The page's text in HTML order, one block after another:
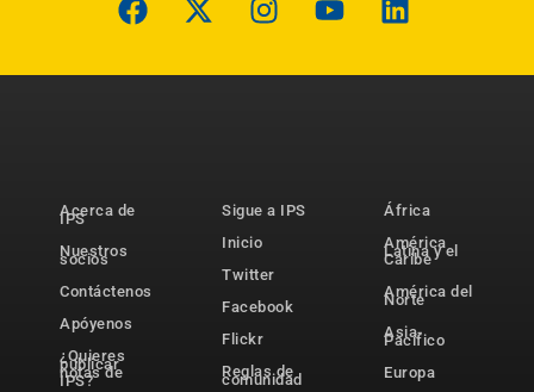
Acerca de
IPS
Nuestros
socios
Contáctenos
Apóyenos
¿Quieres
publicar
notas de
IPS?
Sigue a IPS
Inicio
Twitter
Facebook
Flickr
Reglas de
comunidad
África
América
Latina y el
Caribe
América del
Norte
Asia-
Pacífico
Europa